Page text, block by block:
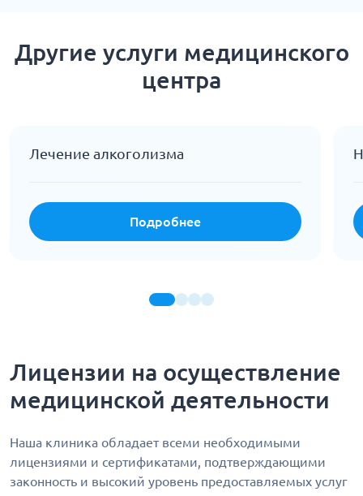
Другие услуги медицинского
центра
Лечение алкоголизма
Подробнее
Лицензии на осуществление
медицинской деятельности
Наша клиника обладает всеми необходимыми
лицензиями и сертификатами, подтверждающими
законность и высокий уровень предоставляемых услуг